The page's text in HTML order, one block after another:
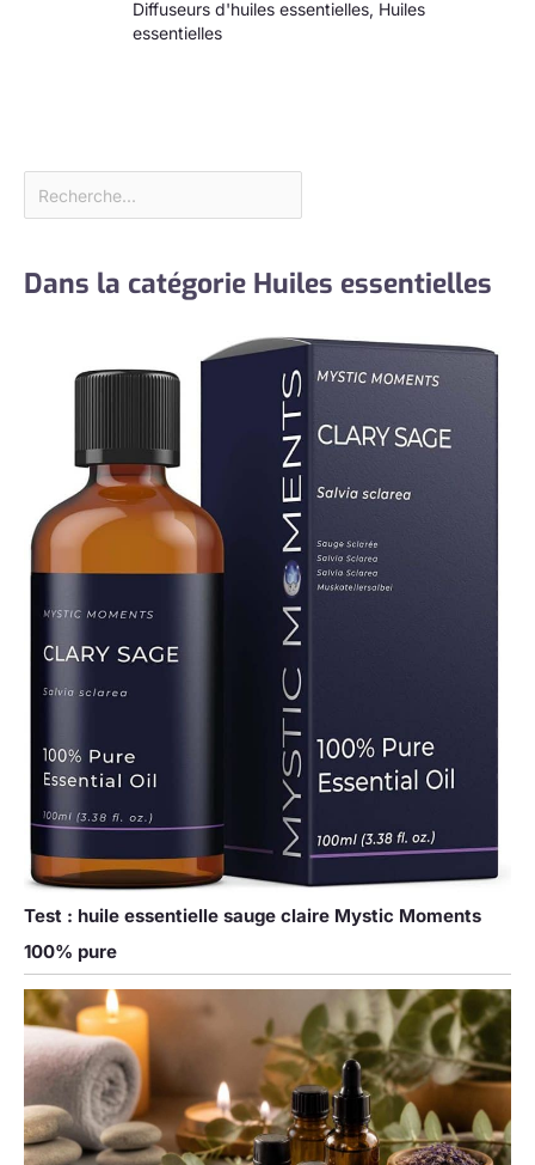
Diffuseurs d'huiles essentielles, Huiles
essentielles
Dans la catégorie Huiles essentielles
Test : huile essentielle sauge claire Mystic Moments
100% pure